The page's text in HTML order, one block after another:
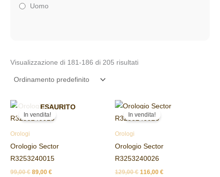
Uomo
Visualizzazione di 181-186 di 205 risultati
ESAURITO
In vendita!
Orologi
Orologio Sector
R3253240015
99,00€
Il
prezzo
originale
89,00€
Il
prezzo
attuale
In vendita!
Orologi
Orologio Sector
R3253240026
129,00€
Il
prezzo
originale
116,00 €
Il